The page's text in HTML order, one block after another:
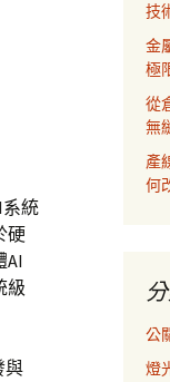
統
硬
AI
級
與
技
金
極
從
無
產
何
公
燈